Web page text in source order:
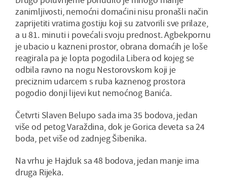
zanimljivosti, nemoćni domaćini nisu pronašli način
zaprijetiti vratima gostiju koji su zatvorili sve prilaze,
a u 81. minuti i povećali svoju prednost. Agbekpornu
je ubacio u kazneni prostor, obrana domaćih je loše
reagirala pa je lopta pogodila Libera od kojeg se
odbila ravno na nogu Nestorovskom koji je
preciznim udarcem s ruba kaznenog prostora
pogodio donji lijevi kut nemoćnog Banića.
Četvrti Slaven Belupo sada ima 35 bodova, jedan
više od petog Varaždina, dok je Gorica deveta sa 24
boda, pet više od zadnjeg Šibenika.
Na vrhu je Hajduk sa 48 bodova, jedan manje ima
druga Rijeka.